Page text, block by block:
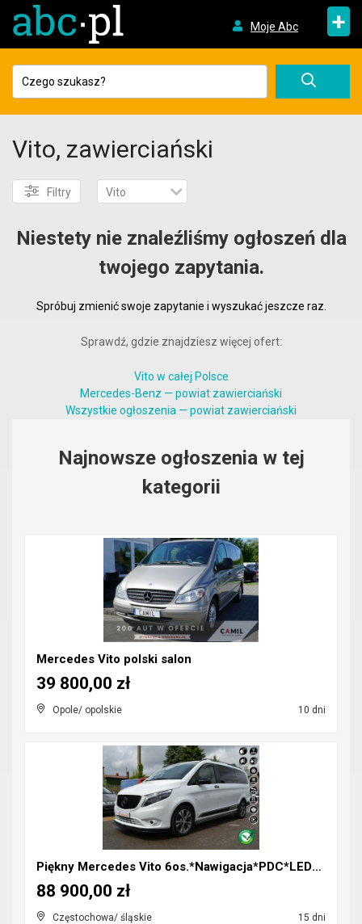
Moje Abc +
Vito, zawierciański
Filtry Vito
Niestety nie znaleźliśmy ogłoszeń dla
twojego zapytania.
Spróbuj zmienić swoje zapytanie i wyszukać jeszcze raz.
Sprawdź, gdzie znajdziesz więcej ofert:
Vito w całej Polsce
Mercedes-Benz — powiat zawierciański
Wszystkie ogłoszenia — powiat zawierciański
Najnowsze ogłoszenia w tej
kategorii
Mercedes Vito polski salon
Opole/ opolskie 10 dni
39 800,00 zł
Piękny Mercedes Vito 6os.*Nawigacja*PDC*LED*Klimat...
Częstochowa/ śląskie 15 dni
88 900,00 zł